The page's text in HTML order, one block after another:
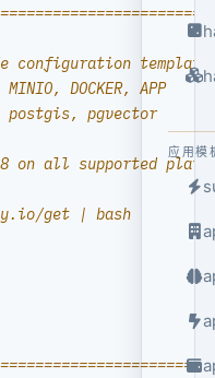
应用模
configuration
DOCKER, APP
postgis, pgvector
on all supported
get | bash